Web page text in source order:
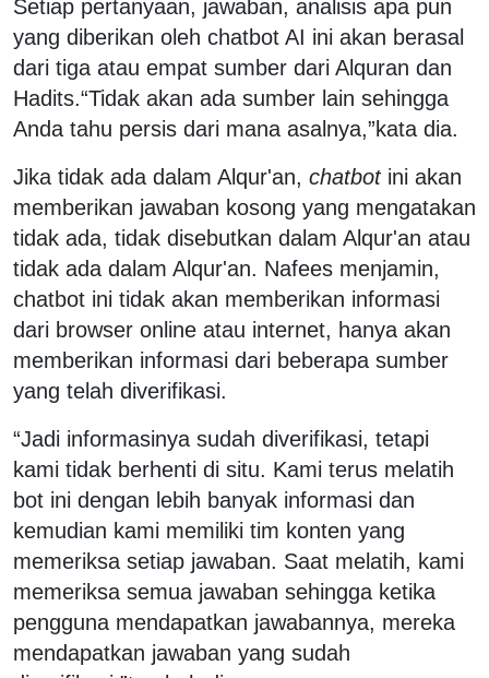
Setiap pertanyaan, jawaban, analisis apa pun
yang diberikan oleh chatbot AI ini akan berasal
dari tiga atau empat sumber dari Alquran dan
Hadits.“Tidak akan ada sumber lain sehingga
Anda tahu persis dari mana asalnya,”kata dia.
Jika tidak ada dalam Alqur'an, chatbotini akan
memberikan jawaban kosong yang mengatakan
tidak ada, tidak disebutkan dalam Alqur'an atau
tidak ada dalam Alqur'an. Nafees menjamin,
chatbot ini tidak akan memberikan informasi
dari browser online atau internet, hanya akan
memberikan informasi dari beberapa sumber
yang telah diverifikasi.
“Jadi informasinya sudah diverifikasi, tetapi
kami tidak berhenti di situ. Kami terus melatih
bot ini dengan lebih banyak informasi dan
kemudian kami memiliki tim konten yang
memeriksa setiap jawaban. Saat melatih, kami
memeriksa semua jawaban sehingga ketika
pengguna mendapatkan jawabannya, mereka
mendapatkan jawaban yang sudah